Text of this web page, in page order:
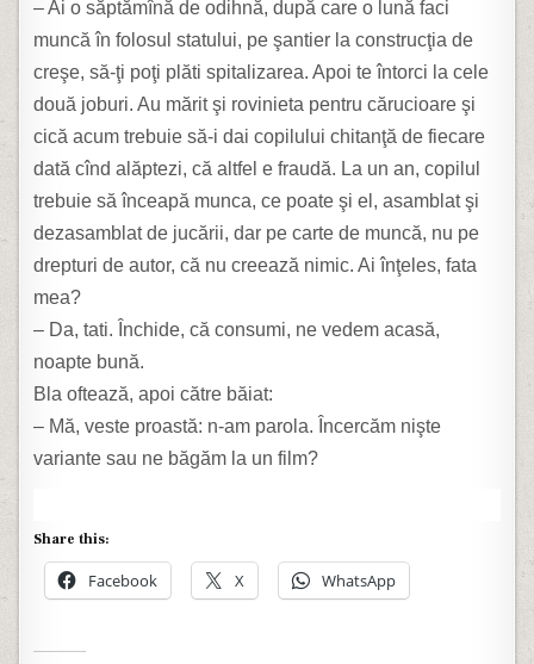
– Ai o săptămînă de odihnă, după care o lună faci
muncă în folosul statului, pe şantier la construcţia de
creşe, să-ţi poţi plăti spitalizarea. Apoi te întorci la cele
două joburi. Au mărit şi rovinieta pentru cărucioare şi
cică acum trebuie să-i dai copilului chitanţă de fiecare
dată cînd alăptezi, că altfel e fraudă. La un an, copilul
trebuie să înceapă munca, ce poate şi el, asamblat şi
dezasamblat de jucării, dar pe carte de muncă, nu pe
drepturi de autor, că nu creează nimic. Ai înţeles, fata
mea?
– Da, tati. Închide, că consumi, ne vedem acasă,
noapte bună.
Bla oftează, apoi către băiat:
– Mă, veste proastă: n-am parola. Încercăm nişte
variante sau ne băgăm la un film?
Share this:
Facebook X WhatsApp